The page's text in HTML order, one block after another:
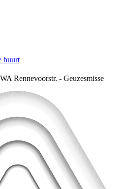
buurt
Rennevoorstr. - Geuzesmisse